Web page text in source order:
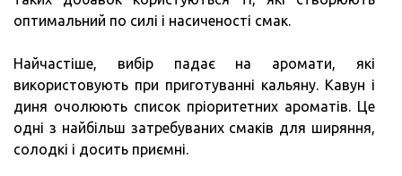
оптимальний по силі і насиченості смак.
Найчастіше, вибір падає на аромати, які
використовують при приготуванні кальяну. Кавун і
диня очолюють список пріоритетних ароматів. Це
одні з найбільш затребуваних смаків для ширяння,
солодкі і досить приємні.